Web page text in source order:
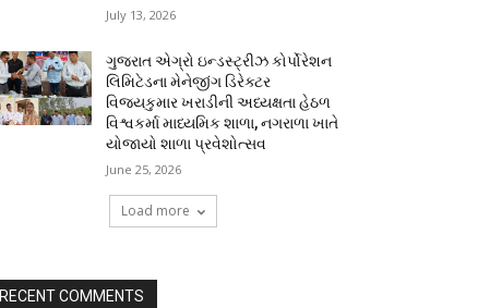
July 13, 2026
ગુજરાત એગ્રો ઇન્ડસ્ટ્રીઝ કોર્પોરેશન
લિમિટેડના મેનેજીંગ ડિરેક્ટર
વિજયકુમાર ખરાડીની અધ્યક્ષતા હેઠળ
વિશ્વકર્મા માધ્યમિક શાળા, નગરાળા ખાતે
યોજાયો શાળા પ્રવેશોત્સવ
June 25, 2026
Load more
RECENT COMMENTS